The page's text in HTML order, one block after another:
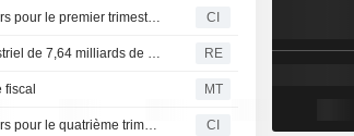
YTL Corporation Berhad publie ses résultats financiers pour le premier trimestre clos le 30 septembre 2025 CI
YTL Corporation enregistre un chiffre d'affaires trimestriel de 7,64 milliards de RGT RE
fiscal MT
YTL Corporation Berhad publie ses résultats financiers pour le quatrième trimestre et l'exercice clos le 30 juin 2025 CI